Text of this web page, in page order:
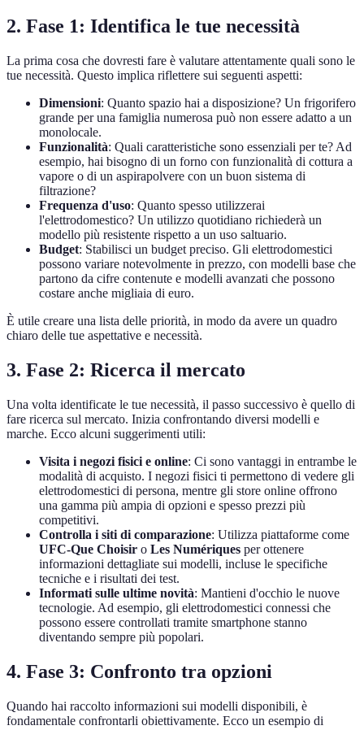
2. Fase 1: Identifica le tue necessità
La prima cosa che dovresti fare è valutare attentamente quali sono le
tue necessità. Questo implica riflettere sui seguenti aspetti:
Dimensioni: Quanto spazio hai a disposizione? Un frigorifero
grande per una famiglia numerosa può non essere adatto a un
monolocale.
Funzionalità: Quali caratteristiche sono essenziali per te? Ad
esempio, hai bisogno di un forno con funzionalità di cottura a
vapore o di un aspirapolvere con un buon sistema di
filtrazione?
Frequenza d'uso: Quanto spesso utilizzerai
l'elettrodomestico? Un utilizzo quotidiano richiederà un
modello più resistente rispetto a un uso saltuario.
Budget: Stabilisci un budget preciso. Gli elettrodomestici
possono variare notevolmente in prezzo, con modelli base che
partono da cifre contenute e modelli avanzati che possono
costare anche migliaia di euro.
È utile creare una lista delle priorità, in modo da avere un quadro
chiaro delle tue aspettative e necessità.
3. Fase 2: Ricerca il mercato
Una volta identificate le tue necessità, il passo successivo è quello di
fare ricerca sul mercato. Inizia confrontando diversi modelli e
marche. Ecco alcuni suggerimenti utili:
Visita i negozi fisici e online: Ci sono vantaggi in entrambe le
modalità di acquisto. I negozi fisici ti permettono di vedere gli
elettrodomestici di persona, mentre gli store online offrono
una gamma più ampia di opzioni e spesso prezzi più
competitivi.
Controlla i siti di comparazione: Utilizza piattaforme come
UFC-Que Choisir o Les Numériques per ottenere
informazioni dettagliate sui modelli, incluse le specifiche
tecniche e i risultati dei test.
Informati sulle ultime novità: Mantieni d'occhio le nuove
tecnologie. Ad esempio, gli elettrodomestici connessi che
possono essere controllati tramite smartphone stanno
diventando sempre più popolari.
4. Fase 3: Confronto tra opzioni
Quando hai raccolto informazioni sui modelli disponibili, è
fondamentale confrontarli obiettivamente. Ecco un esempio di